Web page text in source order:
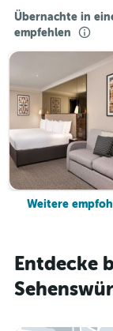
Übernachte in
empfehlen
Weitere
Entdecke